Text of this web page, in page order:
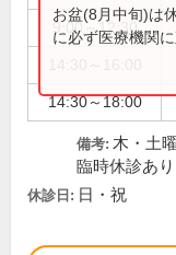
9:00～12:30
14:30～18:00
お盆(8月中旬)は
に必ず医療機関
備考: 木・土
臨時休診あり
休診日: 日・祝